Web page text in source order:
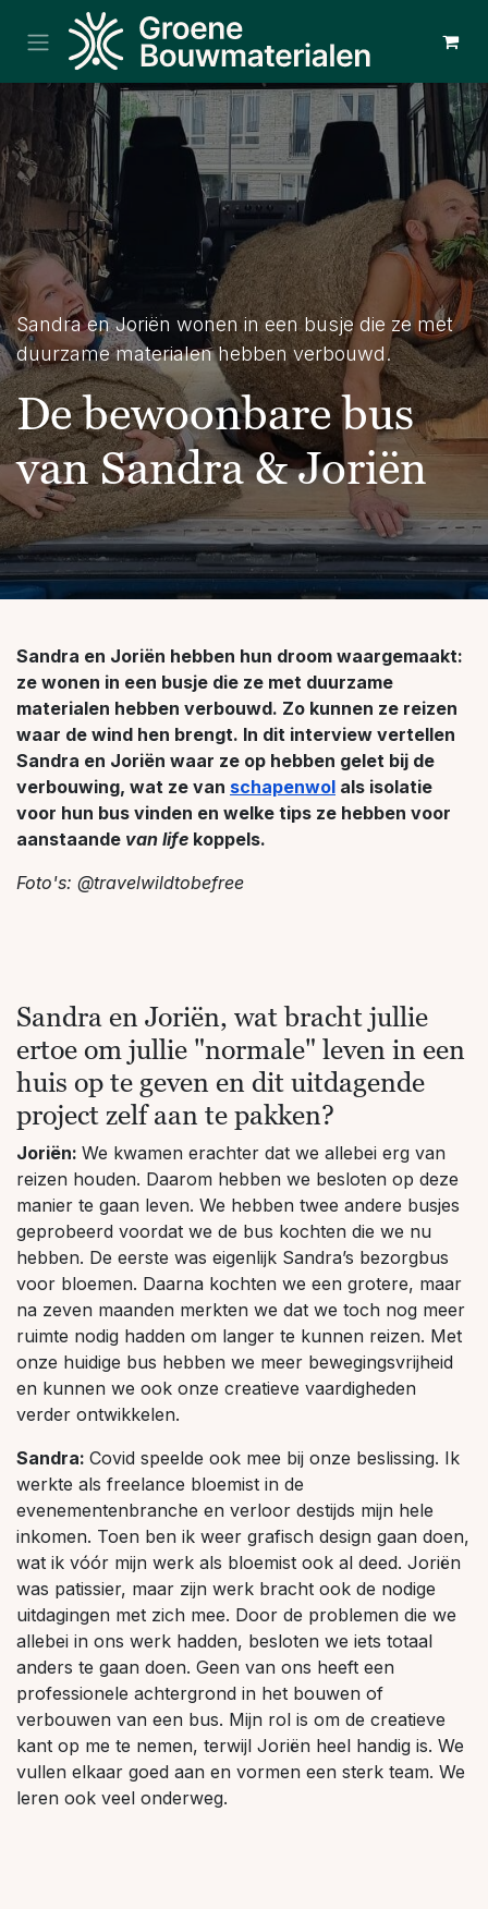
Overslaan naar inhoud
Sandra en Joriën wonen in een busje die ze met
duurzame materialen hebben verbouwd.
De bewoonbare bus
van Sandra & Joriën
Sandra en Joriën hebben hun droom waargemaakt:
ze wonen in een busje die ze met duurzame
materialen hebben verbouwd. Zo kunnen ze reizen
waar de wind hen brengt. In dit interview vertellen
Sandra en Joriën waar ze op hebben gelet bij de
verbouwing, wat ze van schapenwol als isolatie
voor hun bus vinden en welke tips ze hebben voor
aanstaande van life koppels.
Foto's: @travelwildtobefree
Sandra en Joriën, wat bracht jullie
ertoe om jullie "normale" leven in een
huis op te geven en dit uitdagende
project zelf aan te pakken?
Joriën: We kwamen erachter dat we allebei erg van
reizen houden. Daarom hebben we besloten op deze
manier te gaan leven. We hebben twee andere busjes
geprobeerd voordat we de bus kochten die we nu
hebben. De eerste was eigenlijk Sandra’s bezorgbus
voor bloemen. Daarna kochten we een grotere, maar
na zeven maanden merkten we dat we toch nog meer
ruimte nodig hadden om langer te kunnen reizen. Met
onze huidige bus hebben we meer bewegingsvrijheid
en kunnen we ook onze creatieve vaardigheden
verder ontwikkelen.
Sandra: Covid speelde ook mee bij onze beslissing. Ik
werkte als freelance bloemist in de
evenementenbranche en verloor destijds mijn hele
inkomen. Toen ben ik weer grafisch design gaan doen,
wat ik vóór mijn werk als bloemist ook al deed. Joriën
was patissier, maar zijn werk bracht ook de nodige
uitdagingen met zich mee. Door de problemen die we
allebei in ons werk hadden, besloten we iets totaal
anders te gaan doen. Geen van ons heeft een
professionele achtergrond in het bouwen of
verbouwen van een bus. Mijn rol is om de creatieve
kant op me te nemen, terwijl Joriën heel handig is. We
vullen elkaar goed aan en vormen een sterk team. We
leren ook veel onderweg.